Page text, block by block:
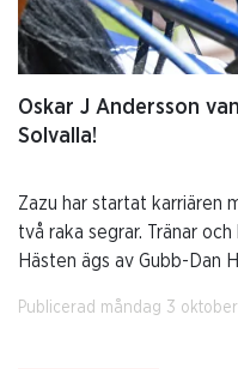
Oskar J Andersson
Solvalla!
Zazu har startat karriären
två raka segrar. Tränar
Hästen ägs av Gubb-Dan
Publicerad måndag 3